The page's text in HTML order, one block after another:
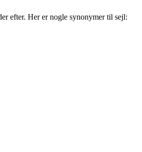
efter. Her er nogle synonymer til sejl: